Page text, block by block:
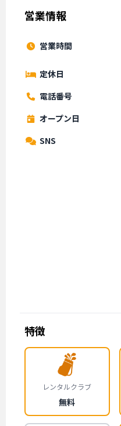
営業情報
営業時間
定休日
電話番号
オープン日
SNS
特徴
レンタルクラブ
無料